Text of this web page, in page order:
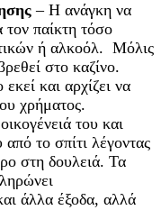
– Η ανάγκη να
τον παίκτη τόσο
ή αλκοόλ. Μόλις
στο καζίνο.
και αρχίζει να
χρήματος.
του και
από το σπίτι λέγοντας
στη δουλειά. Τα
άλλα έξοδα, αλλά